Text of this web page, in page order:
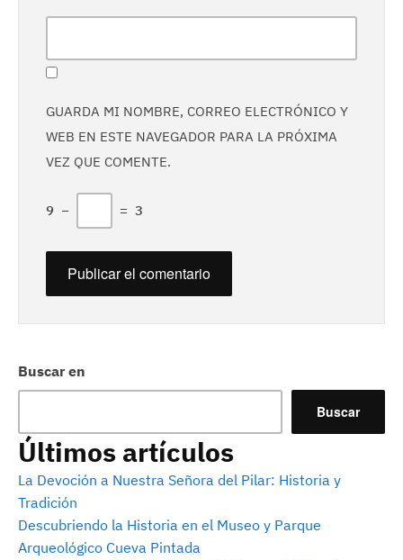
Buscar en
Buscar
Últimos artículos
La Devoción a Nuestra Señora del Pilar: Historia y
Tradición
Descubriendo la Historia en el Museo y Parque
Arqueológico Cueva Pintada
GUARDA MI NOMBRE, CORREO ELECTRÓNICO Y
WEB EN ESTE NAVEGADOR PARA LA PRÓXIMA
VEZ QUE COMENTE.
9 − = 3